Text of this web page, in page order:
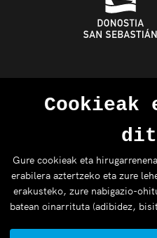
Gure cookieak eta
erabilera aztertzeko eta zure
erakusteko, zure nabigazio-
batean oinarrituta (adibidez,